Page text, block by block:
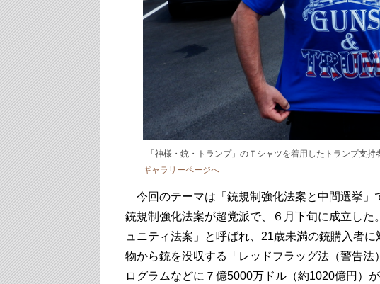
「神様・銃・トランプ」のＴシャツを着用したトランプ支持
ギャラリーページへ
今回のテーマは「銃規制強化法案と中間選挙」
銃規制強化法案が超党派で、６月下旬に成立した
ュニティ法案」と呼ばれ、21歳未満の銃購入者
物から銃を没収する「レッドフラッグ法（警告
ログラムなどに７億5000万ドル（約1020億円）が